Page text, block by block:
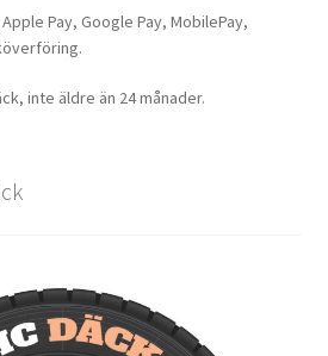
Pay, Google Pay, MobilePay,
inte äldre än 24 månader.